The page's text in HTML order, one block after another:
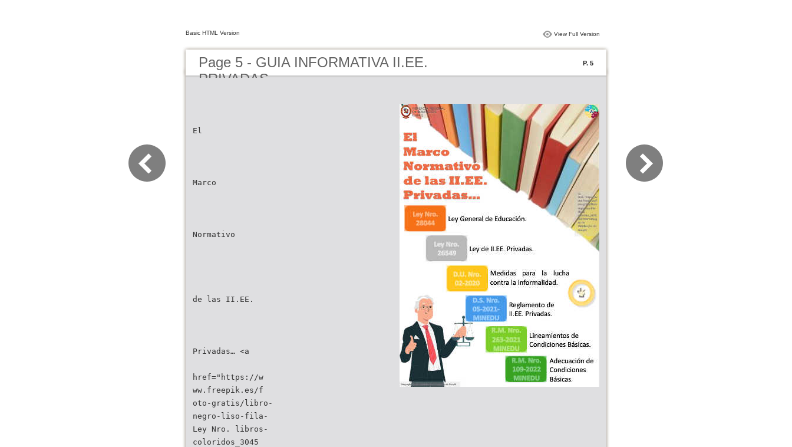
Basic HTML Version View Full Version
Page 5 - GUIA INFORMATIVA II.EE.
PRIVADAS
P. 5
El
Marco
Normativo
de las II.EE.
Privadas… <a
href="https://w
ww.freepik.es/f
oto-gratis/libro-
negro-liso-fila-
Ley Nro. libros-
coloridos_3045